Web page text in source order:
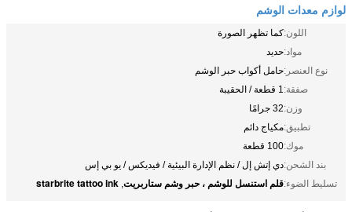
لوازم معدات الوشم
اللون:كما تظهر الصورة
مواد:حديد
نوع العنصر:حامل أكواب حبر الوشم
صفقة:1 قطعة / الحقيبة
وزن:32 جرامًا
تطبيق:مكياج دائم
موك:100 قطعة
بند الشحن:دي إتش إل / نظم الإدارة البيئية / فيديكس / يو بي إس
تسليط الضوء:قلم استنسل للوشم ، حبر وشم ستاربريت,
starbrite tattoo ink